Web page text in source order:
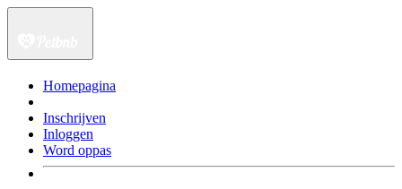
Homepagina
Inschrijven
Inloggen
Word oppas